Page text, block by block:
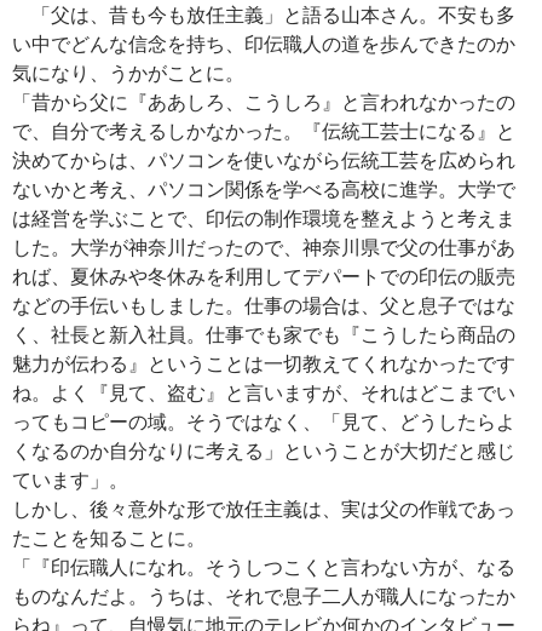
「父は、昔も今も放任主義」と語る山本さん。不安も多
い中でどんな信念を持ち、印伝職人の道を歩んできたのか
気になり、うかがことに。
「昔から父に『ああしろ、こうしろ』と言われなかったの
で、自分で考えるしかなかった。『伝統工芸士になる』と
決めてからは、パソコンを使いながら伝統工芸を広められ
ないかと考え、パソコン関係を学べる高校に進学。大学で
は経営を学ぶことで、印伝の制作環境を整えようと考えま
した。大学が神奈川だったので、神奈川県で父の仕事があ
れば、夏休みや冬休みを利用してデパートでの印伝の販売
などの手伝いもしました。仕事の場合は、父と息子ではな
く、社長と新入社員。仕事でも家でも『こうしたら商品の
魅力が伝わる』ということは一切教えてくれなかったです
ね。よく『見て、盗む』と言いますが、それはどこまでい
ってもコピーの域。そうではなく、「見て、どうしたらよ
くなるのか自分なりに考える」ということが大切だと感じ
ています」。
しかし、後々意外な形で放任主義は、実は父の作戦であっ
たことを知ることに。
「『印伝職人になれ。そうしつこくと言わない方が、なる
ものなんだよ。うちは、それで息子二人が職人になったか
らね』って、自慢気に地元のテレビか何かのインタビュー